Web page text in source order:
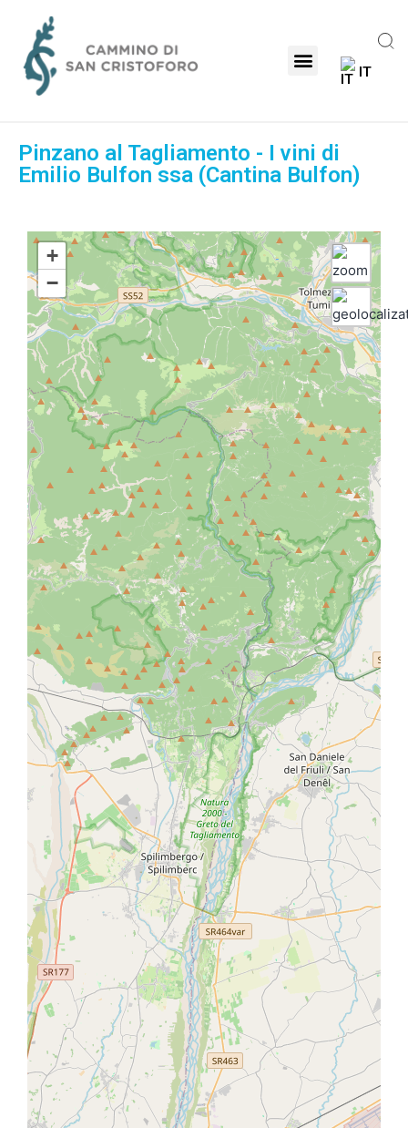
IT
Pinzano al Tagliamento - I vini di
Emilio Bulfon ssa (Cantina Bulfon)
Informations
EMAIL: bulfon@bulfon.it
TELEPHONE: 0432 950061
ADDRESS: Via Roma, 4
WEBSITE:
https://www.bulfon.it
OWNER:
Lorenzo Bulfon Alberta Bulfon Emilio
Bulfon
OPENING PERIOD: Sempre aperta
ACCOMMODATION TYPE:
Agriturismo con camere e piscina
Affittacamere
4 camere
SERVICES:
Ospitalità anche per una sola notte
Info e materiali sul Cammino e su altri
itinerari
Vendita Prodotti tipici e locali
Deposito bicicletta al coperto
Colonnina ricarica E-Bike presso
+
−